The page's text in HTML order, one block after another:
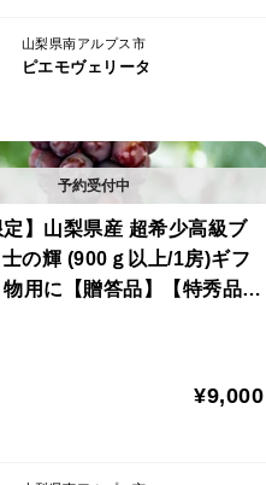
山梨県南アルプス市
ピエモヴェリータ
定】山梨県産 超希少高級ブ
士の輝 (900ｇ以上/1房)ギフ
物用に【贈答品】【特秀品】
¥9,000